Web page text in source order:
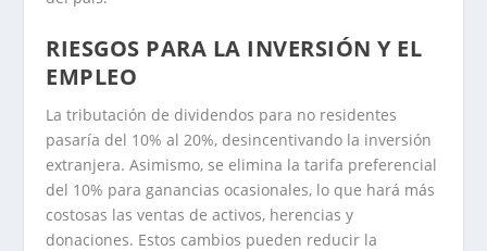
RIESGOS PARA LA INVERSIÓN Y EL
EMPLEO
La tributación de dividendos para no residentes
pasaría del 10% al 20%, desincentivando la inversión
extranjera. Asimismo, se elimina la tarifa preferencial
del 10% para ganancias ocasionales, lo que hará más
costosas las ventas de activos, herencias y
donaciones. Estos cambios pueden reducir la